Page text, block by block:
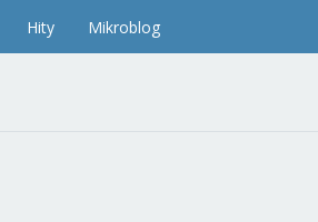
Hity Mikroblog